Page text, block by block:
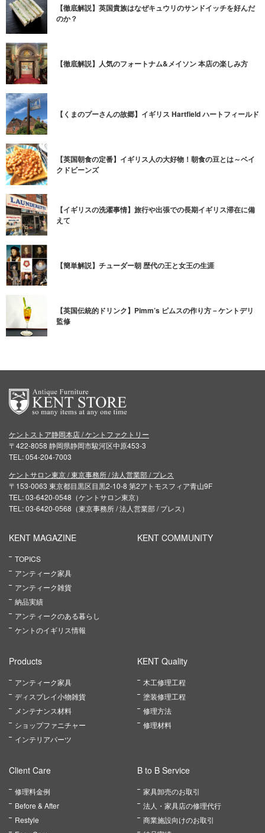
【徹底解説】英国貴族はなぜキュウリのサンドイッチを好んだ
のか？
【徹底解説】人気のフォートナム&メイソン 本店の楽しみ方
【くまのプーさんの故郷】イギリス Hartfield ハートフィールド
【英国朝食の定番】イギリス人の大好物！朝食の豆とは～ベイ
クドビーンズ
【イギリスの洗濯事情】旅行や出張での長期イギリス滞在に備
えて
【簡単解説】チューダー朝 歴代の王と女王の生涯
【英国伝統的ドリンク】Pimm’s ピムスの作り方－ケントデリ
監修
ケントストア静岡本店 / ケントファクトリー
〒422-8058 静岡県静岡市駿河区中原453-3
TEL: 054-204-7003
ケントサロン東京 / 東京事務所 / 法人営業部 / プレス
〒153-0063 東京都目黒区目黒2-10-8 第2アトモスフィア青山9F
TEL: 03-6420-0548（ケントサロン東京）
TEL: 03-6420-0568（東京事務所 / 法人営業部 / プレス）
KENT MAGAZINE
TOPICS
アンティーク家具
アンティーク雑貨
納品実績
アンティークのある暮らし
ケントのイギリス情報
KENT COMMUNITY
Products
アンティーク家具
ディスプレイ小物雑貨
メンテナンス材料
ショップファニチャー
インテリアパーツ
KENT Quality
木工修理工程
塗装修理工程
修理方法
修理材料
Client Care
修理料金例
Before & After
Restyle
B to B Service
家具卸売のお取引
法人・家具店の修理代行
商業施設向けのお取引